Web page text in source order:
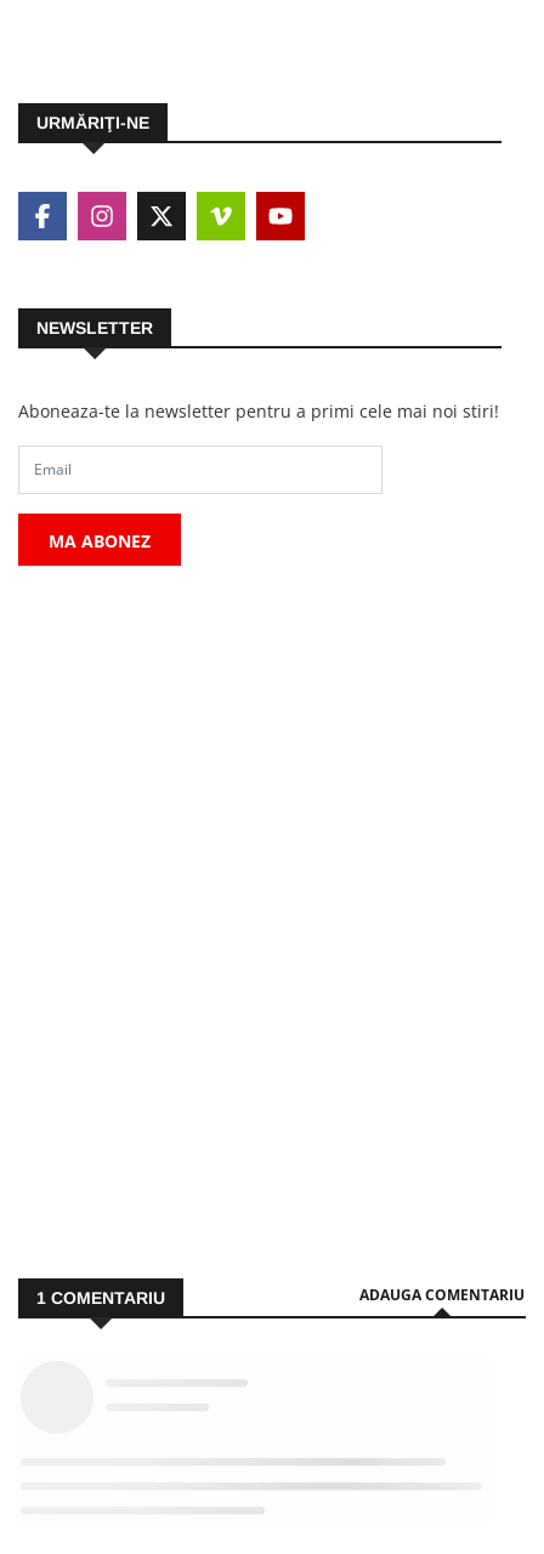
URMĂRIŢI-NE
NEWSLETTER
Aboneaza-te la newsletter pentru a primi cele mai noi stiri!
MA ABONEZ
1 COMENTARIU ADAUGA COMENTARIU